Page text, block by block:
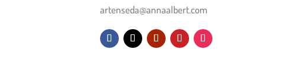
artenseda@annaalbert.com